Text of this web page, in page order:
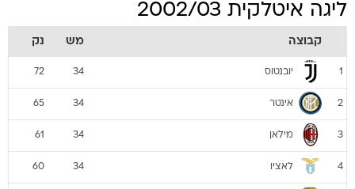
ליגה איטלקית 2002/03
קבוצה מש נק
1 יובנטוס 34
72
2 אינטר 34
65
3 מילאן 34
61
4 לאציו 34
60